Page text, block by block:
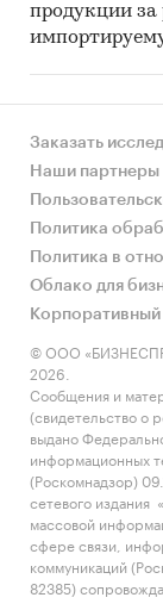
продукции
Заказать
Наши партнеры
Политика
Политика в
Облако для
© ООО
2026.
Сообщения и
(свидетельство о
выдано
информационных
(Роскомнадзор)
сетевого издания
массовой
сфере связи,
коммуникаций
82385)